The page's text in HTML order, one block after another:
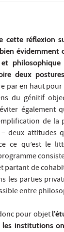
cette réflexion
bien
philosophique
deux
par en haut
du génitif
également
de
deux attitudes
ce qu’est le
partant de
les parties
entre
pour objet
les institutions